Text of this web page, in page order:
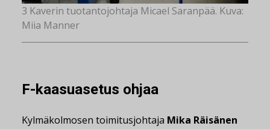
3 Kaverin tuotantojohtaja Micael Saranpää. Kuva:
Miia Manner
F-kaasuasetus ohjaa
Kylmäkolmosen toimitusjohtaja Mika Räisänen